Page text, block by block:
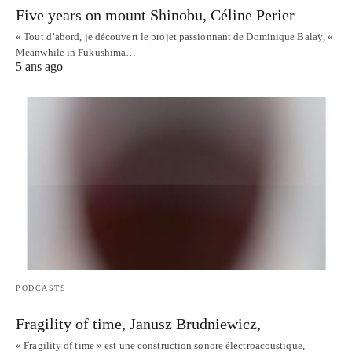
Five years on mount Shinobu, Céline Perier
« Tout d’abord, je découvert le projet passionnant de Dominique Balaÿ, «
Meanwhile in Fukushima…
5 ans ago
PODCASTS
Fragility of time, Janusz Brudniewicz,
« Fragility of time » est une construction sonore électroacoustique,